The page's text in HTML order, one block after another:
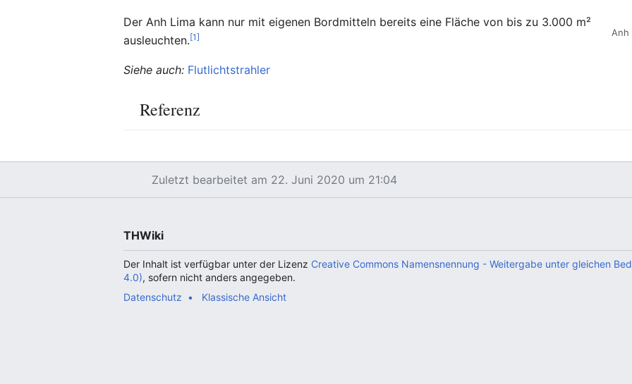
Anh
Der Anh Lima kann nur mit eigenen Bordmitteln bereits eine Fläche von bis zu 3.000 m²
ausleuchten.[1]
Siehe auch: Flutlichtstrahler
Referenz
Zuletzt bearbeitet am 22. Juni 2020 um 21:04
THWiki
Der Inhalt ist verfügbar unter der Lizenz Creative Commons Namensnennung - Weitergabe unter gleichen
4.0), sofern nicht anders angegeben.
Datenschutz
Klassische Ansicht